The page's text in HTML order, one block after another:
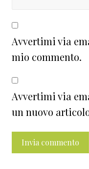
Avvertimi via
mio commento.
Avvertimi via
un nuovo